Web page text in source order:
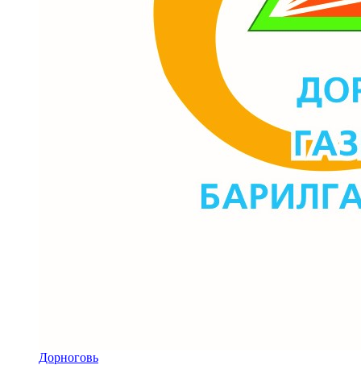
Дорноговь